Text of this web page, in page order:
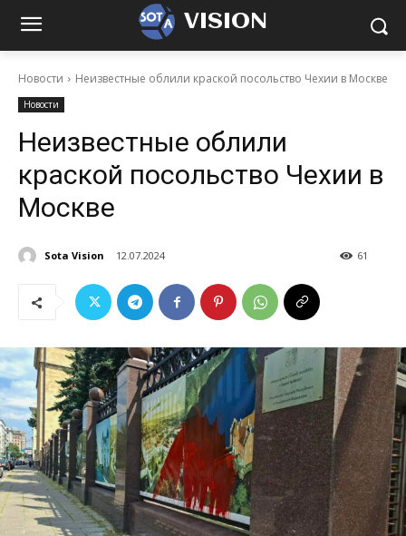
VISION
Новости Неизвестные облили краской посольство Чехии в Москве
Новости
Неизвестные облили
краской посольство Чехии в
Москве
Sota Vision 12.07.2024 61